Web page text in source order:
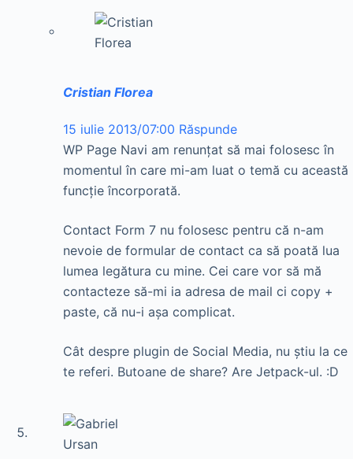
Cristian Florea
15 iulie 2013/07:00 Răspunde
WP Page Navi am renunţat să mai folosesc în
momentul în care mi-am luat o temă cu această
funcţie încorporată.
Contact Form 7 nu folosesc pentru că n-am
nevoie de formular de contact ca să poată lua
lumea legătura cu mine. Cei care vor să mă
contacteze să-mi ia adresa de mail ci copy +
paste, că nu-i aşa complicat.
Cât despre plugin de Social Media, nu ştiu la ce
te referi. Butoane de share? Are Jetpack-ul. :D